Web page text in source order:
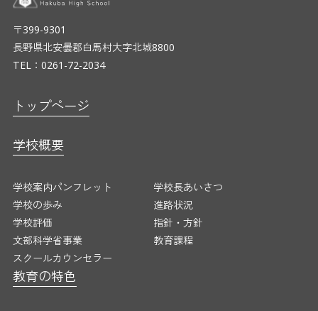
〒399-9301
長野県北安曇郡白馬村大字北城8800
TEL：0261-72-2034
トップページ
学校概要
学校案内パンフレット
学校長あいさつ
学校の歩み
進路状況
学校評価
指針・方針
文部科学省事業
教育課程
スクールカウンセラー
教育の特色